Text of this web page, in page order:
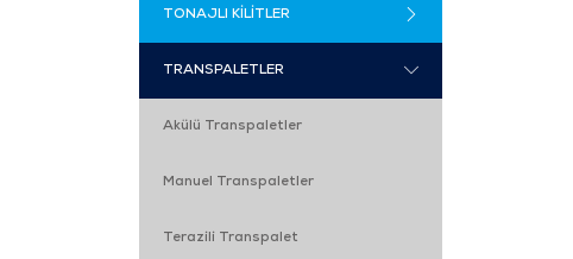
TONAJLI KİLİTLER
TRANSPALETLER
Akülü Transpaletler
Manuel Transpaletler
Terazili Transpalet